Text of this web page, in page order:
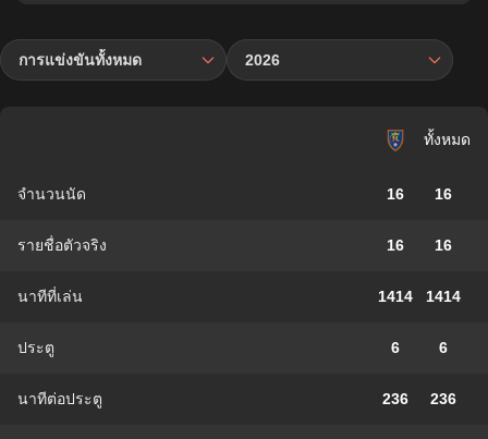
การแข่งขันทั้งหมด 2026
ทั้งหมด
จำนวนนัด 16 16
รายชื่อตัวจริง 16 16
นาทีที่เล่น 1414 1414
ประตู 6 6
นาทีต่อประตู 236 236